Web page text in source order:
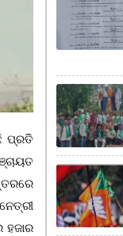
ପ୍ରତି
ହଜାର